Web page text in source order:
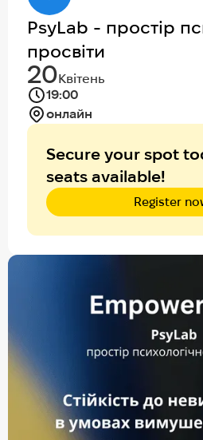
PsyLab - простір
просвіти
20Квітень
19:00
онлайн
Secure your spot
seats available!
Register